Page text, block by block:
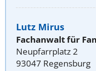
Lutz Mirus
Fachanwalt für
Neupfarrplatz 2
93047 Regensburg